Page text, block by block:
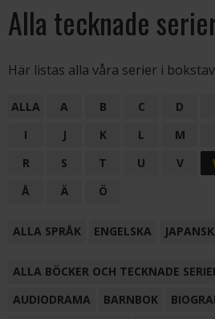
Alla tecknade
Här listas alla våra serier i
ALLA A B C D
I
J K L M
R
S T U V
Å
Ä Ö
ALLA SPRÅK ENGELSKA
ALLA BÖCKER OCH TECKNADE
AUDIODRAMA
BARNBOK